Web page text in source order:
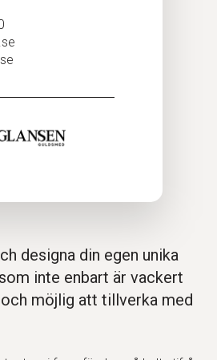
designa din egen unika
inte enbart är vackert
möjlig att tillverka med